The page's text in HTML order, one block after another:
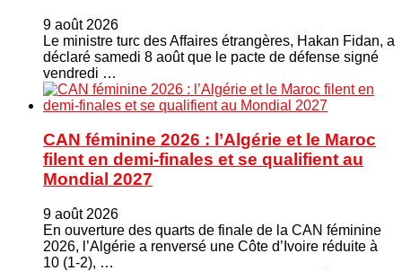
9 août 2026
Le ministre turc ⁠des Affaires étrangères, Hakan ​Fidan, a
déclaré samedi 8 août que le pacte de défense signé
vendredi …
CAN féminine 2026 : l’Algérie et le Maroc
filent en demi-finales et se qualifient au
Mondial 2027
9 août 2026
En ouverture des quarts de finale de la CAN féminine
2026, l’Algérie a renversé une Côte d’Ivoire réduite à
10 (1-2), …